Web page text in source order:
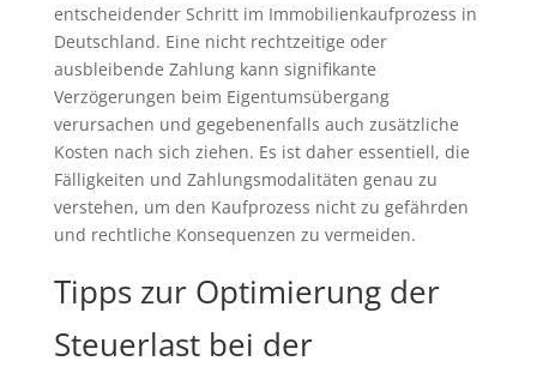
entscheidender Schritt im Immobilienkaufprozess in
Deutschland. Eine nicht rechtzeitige oder
ausbleibende Zahlung kann signifikante
Verzögerungen beim Eigentumsübergang
verursachen und gegebenenfalls auch zusätzliche
Kosten nach sich ziehen. Es ist daher essentiell, die
Fälligkeiten und Zahlungsmodalitäten genau zu
verstehen, um den Kaufprozess nicht zu gefährden
und rechtliche Konsequenzen zu vermeiden.
Tipps zur Optimierung der
Steuerlast bei der